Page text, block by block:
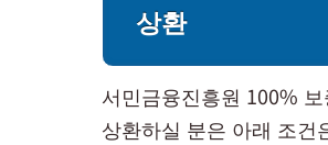
상환
서민금융진흥원 100%
상환하실 분은 아래 조건